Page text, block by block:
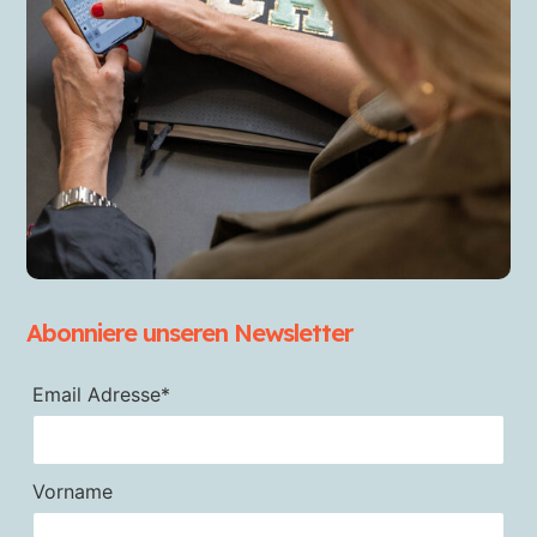
Abonniere unseren Newsletter
Email Adresse*
Vorname